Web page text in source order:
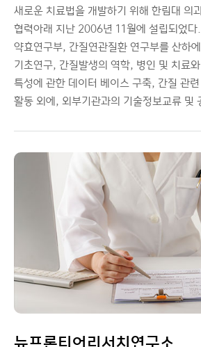
새로운 치료법을 개발하기 위해 한림대 의
협력아래 지난 2006년 11월에 설립되었
약효연구부, 간질연관질환 연구부를 산하
기초연구, 간질발생의 역학, 병인 및 치료
특성에 관한 데이터 베이스 구축, 간질 관
활동 외에, 외부기관과의 기술정보교류 및
뉴프론티어리서치연구소